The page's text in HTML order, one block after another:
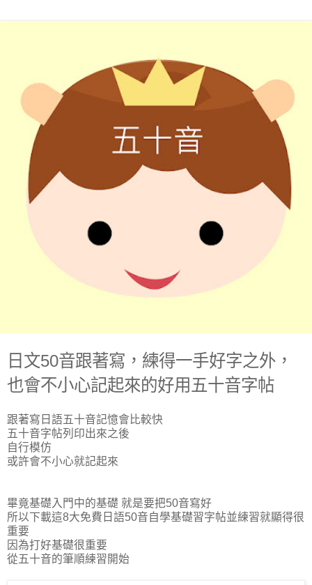
日文50音跟著寫，練得一手好字之外，
也會不小心記起來的好用五十音字帖
跟著寫日語五十音記憶會比較快
五十音字帖列印出來之後
自行模仿
或許會不小心就記起來
畢竟基礎入門中的基礎 就是要把50音寫好
所以下載這8大免費日語50音自學基礎習字帖並練習就顯得很
重要
因為打好基礎很重要
從五十音的筆順練習開始